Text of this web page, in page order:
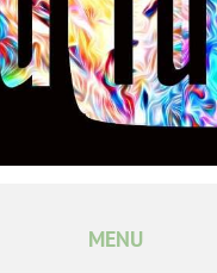
MENU